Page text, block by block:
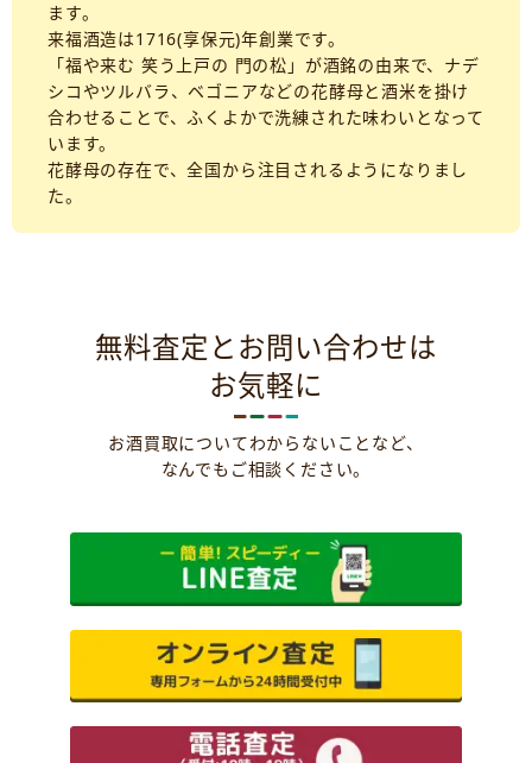
ます。
来福酒造は1716(享保元)年創業です。
「福や来む 笑う上戸の 門の松」が酒銘の由来で、ナデ
シコやツルバラ、ベゴニアなどの花酵母と酒米を掛け
合わせることで、ふくよかで洗練された味わいとなって
います。
花酵母の存在で、全国から注目されるようになりまし
た。
無料査定とお問い合わせは
お気軽に
お酒買取についてわからないことなど、
なんでもご相談ください。